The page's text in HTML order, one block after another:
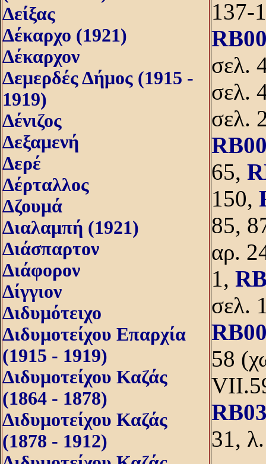
Δείξας
Δέκαρχο (1921)
Δέκαρχον
Δεμερδές Δήμος (1915 -
1919)
Δένιζος
Δεξαμενή
Δερέ
Δέρταλλος
Δζουμά
Διαλαμπή (1921)
Διάσπαρτον
Διάφορον
Δίγγιον
Διδυμότειχο
Διδυμοτείχου Επαρχία
(1915 - 1919)
Διδυμοτείχου Καζάς
(1864 - 1878)
Διδυμοτείχου Καζάς
(1878 - 1912)
137-
σελ.
σελ.
σελ.
65,
150,
85,
αρ.
1,
σελ.
58
31,